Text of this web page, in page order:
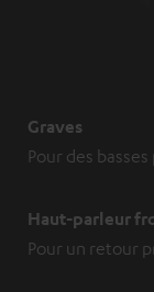
Graves
Pour des
Haut-parleur
Pour un retour